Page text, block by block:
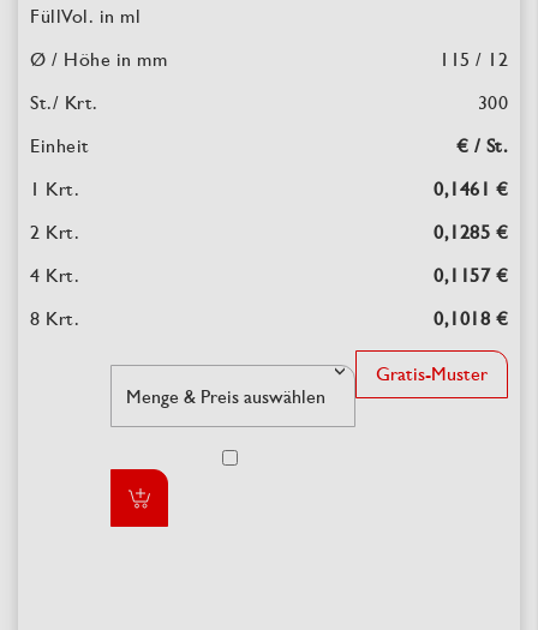
115 / 12
300
€ / St.
0,1461 €
0,1285 €
0,1157 €
0,1018 €
Gratis-Muster